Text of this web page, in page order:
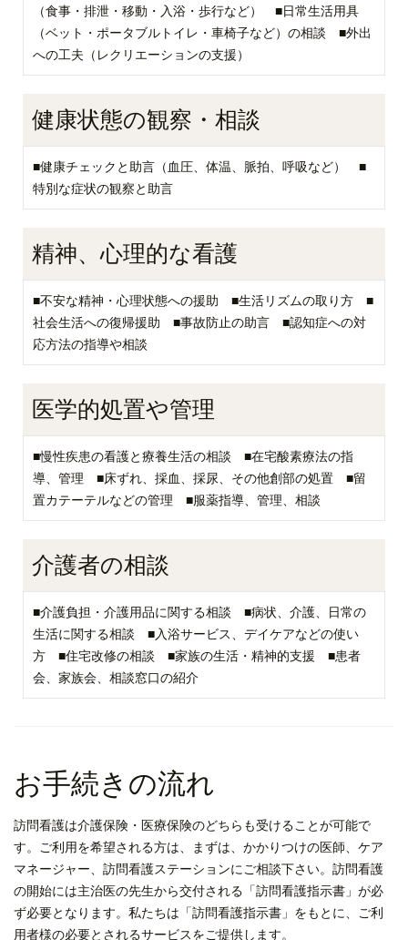
（食事・排泄・移動・入浴・歩行など） ■日常生活用具
（ベット・ポータブルトイレ・車椅子など）の相談 ■外出
への工夫（レクリエーションの支援）
健康状態の観察・相談
■健康チェックと助言（血圧、体温、脈拍、呼吸など） ■
特別な症状の観察と助言
精神、心理的な看護
■不安な精神・心理状態への援助 ■生活リズムの取り方 ■
社会生活への復帰援助 ■事故防止の助言 ■認知症への対
応方法の指導や相談
医学的処置や管理
■慢性疾患の看護と療養生活の相談 ■在宅酸素療法の指
導、管理 ■床ずれ、採血、採尿、その他創部の処置 ■留
置カテーテルなどの管理 ■服薬指導、管理、相談
介護者の相談
■介護負担・介護用品に関する相談 ■病状、介護、日常の
生活に関する相談 ■入浴サービス、デイケアなどの使い
方 ■住宅改修の相談 ■家族の生活・精神的支援 ■患者
会、家族会、相談窓口の紹介
お手続きの流れ
訪問看護は介護保険・医療保険のどちらも受けることが可能で
す。ご利用を希望される方は、まずは、かかりつけの医師、ケア
マネージャー、訪問看護ステーションにご相談下さい。訪問看護
の開始には主治医の先生から交付される「訪問看護指示書」が必
ず必要となります。私たちは「訪問看護指示書」をもとに、ご利
用者様の必要とされるサービスをご提供します。